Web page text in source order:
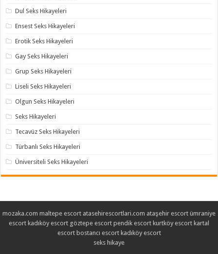
Dul Seks Hikayeleri
Ensest Seks Hikayeleri
Erotik Seks Hikayeleri
Gay Seks Hikayeleri
Grup Seks Hikayeleri
Liseli Seks Hikayeleri
Olgun Seks Hikayeleri
Seks Hikayeleri
Tecavüz Seks Hikayeleri
Türbanlı Seks Hikayeleri
Üniversiteli Seks Hikayeleri
mozaka.com maltepe escort atasehirescortlari.com ataşehir escort ümraniye
escort kadıköy escort göztepe escort pendik escort kurtköy escort kartal
escort bostancı escort kadıköy escort
seks hikaye